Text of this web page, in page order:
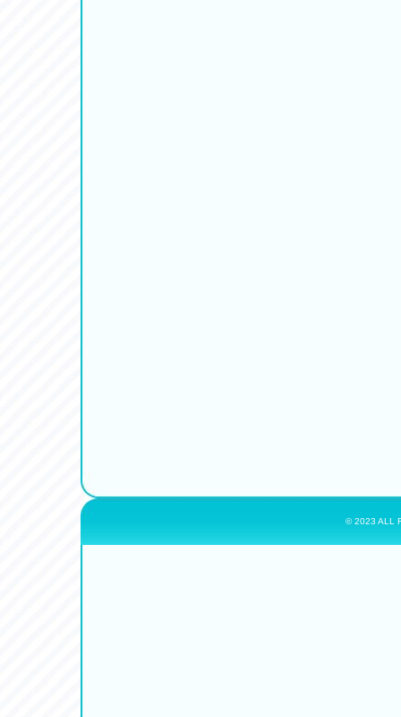
© 2023 ALL